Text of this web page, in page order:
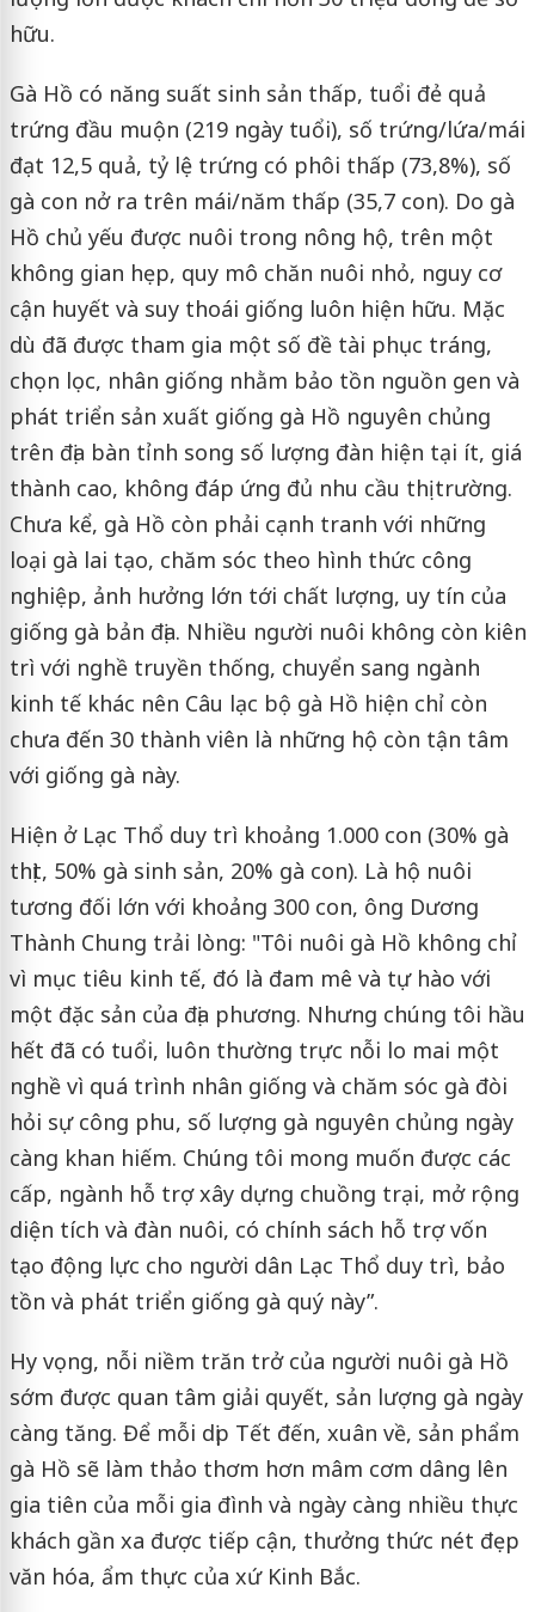
hữu.
Gà Hồ có năng suất sinh sản thấp, tuổi đẻ quả
trứng đầu muộn (219 ngày tuổi), số trứng/lứa/mái
đạt 12,5 quả, tỷ lệ trứng có phôi thấp (73,8%), số
gà con nở ra trên mái/năm thấp (35,7 con). Do gà
Hồ chủ yếu được nuôi trong nông hộ, trên một
không gian hẹp, quy mô chăn nuôi nhỏ, nguy cơ
cận huyết và suy thoái giống luôn hiện hữu. Mặc
dù đã được tham gia một số đề tài phục tráng,
chọn lọc, nhân giống nhằm bảo tồn nguồn gen và
phát triển sản xuất giống gà Hồ nguyên chủng
trên địa bàn tỉnh song số lượng đàn hiện tại ít, giá
thành cao, không đáp ứng đủ nhu cầu thị trường.
Chưa kể, gà Hồ còn phải cạnh tranh với những
loại gà lai tạo, chăm sóc theo hình thức công
nghiệp, ảnh hưởng lớn tới chất lượng, uy tín của
giống gà bản địa. Nhiều người nuôi không còn kiên
trì với nghề truyền thống, chuyển sang ngành
kinh tế khác nên Câu lạc bộ gà Hồ hiện chỉ còn
chưa đến 30 thành viên là những hộ còn tận tâm
với giống gà này.
Hiện ở Lạc Thổ duy trì khoảng 1.000 con (30% gà
thịt, 50% gà sinh sản, 20% gà con). Là hộ nuôi
tương đối lớn với khoảng 300 con, ông Dương
Thành Chung trải lòng: "Tôi nuôi gà Hồ không chỉ
vì mục tiêu kinh tế, đó là đam mê và tự hào với
một đặc sản của địa phương. Nhưng chúng tôi hầu
hết đã có tuổi, luôn thường trực nỗi lo mai một
nghề vì quá trình nhân giống và chăm sóc gà đòi
hỏi sự công phu, số lượng gà nguyên chủng ngày
càng khan hiếm. Chúng tôi mong muốn được các
cấp, ngành hỗ trợ xây dựng chuồng trại, mở rộng
diện tích và đàn nuôi, có chính sách hỗ trợ vốn
tạo động lực cho người dân Lạc Thổ duy trì, bảo
tồn và phát triển giống gà quý này”.
Hy vọng, nỗi niềm trăn trở của người nuôi gà Hồ
sớm được quan tâm giải quyết, sản lượng gà ngày
càng tăng. Để mỗi dịp Tết đến, xuân về, sản phẩm
gà Hồ sẽ làm thảo thơm hơn mâm cơm dâng lên
gia tiên của mỗi gia đình và ngày càng nhiều thực
khách gần xa được tiếp cận, thưởng thức nét đẹp
văn hóa, ẩm thực của xứ Kinh Bắc.